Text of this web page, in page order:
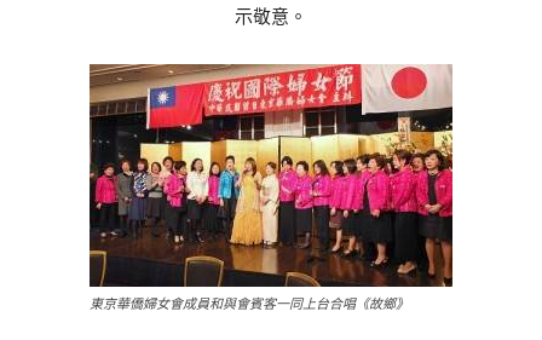
示敬意。
東京華僑婦女會成員和與會賓客一同上台合唱《故鄉》